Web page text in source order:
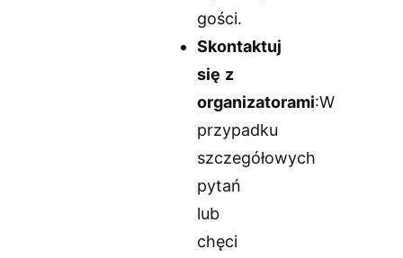
gości.
Skontaktuj
się z
organizatorami:W
przypadku
szczegółowych
pytań
lub
chęci